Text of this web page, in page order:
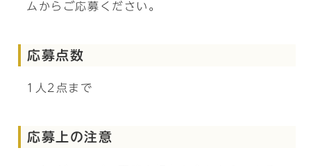
ムからご応募ください。
応募点数
1人2点まで
応募上の注意